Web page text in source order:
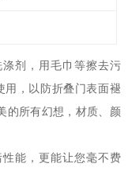
剂，用毛巾等擦去污
用，以防折叠门表面褪
的所有幻想，材质、颜
能，更能让您毫不费